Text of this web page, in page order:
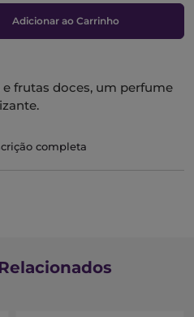
Adicionar ao Carrinho
frutas doces, um perfume
completa